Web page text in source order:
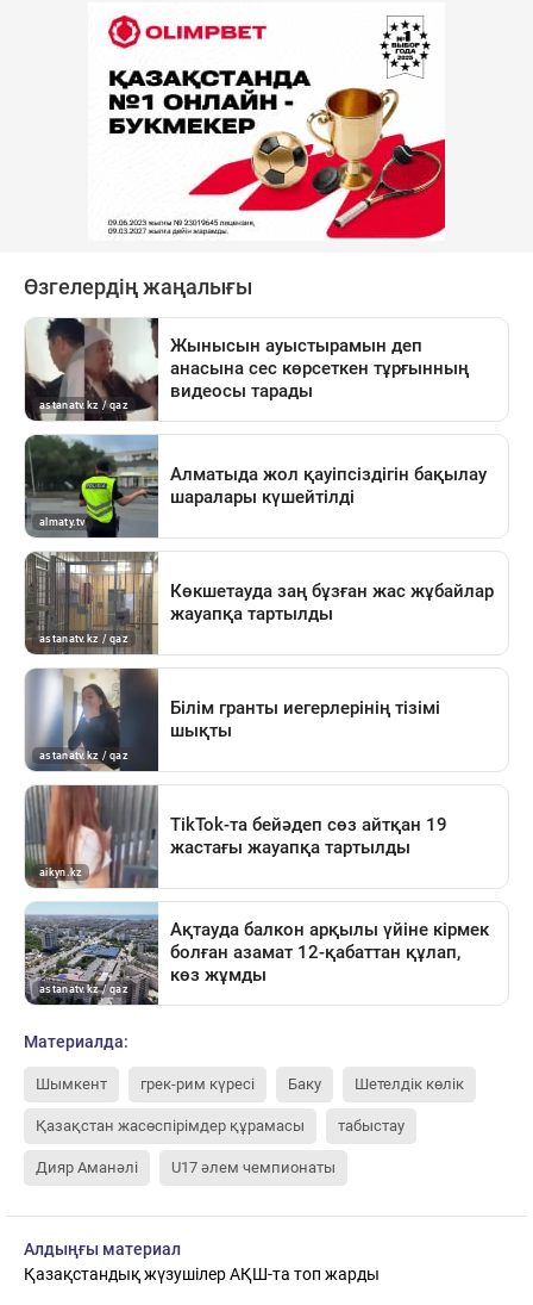
Материалда:
Шымкент грек-рим күресі Баку Шетелдік көлік
Қазақстан жасөспірімдер құрамасы табыстау
Дияр Аманәлі U17 әлем чемпионаты
Алдыңғы материал
Қазақстандық жүзушілер АҚШ-та топ жарды